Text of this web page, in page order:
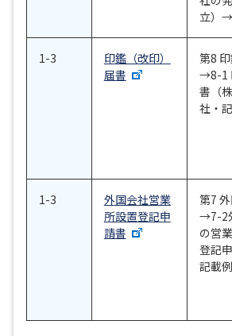
立）
1-3
印鑑（改印）
届書
第8
→8-1
書（
社・記
1-3
外国会社営業
所設置登記申
請書
第7
→7-2
の営
登記
記載例